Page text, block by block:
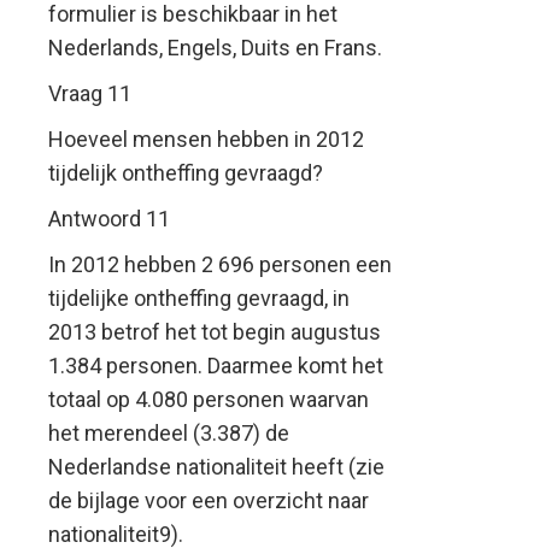
formulier is beschikbaar in het
Nederlands, Engels, Duits en Frans.
Vraag 11
Hoeveel mensen hebben in 2012
tijdelijk ontheffing gevraagd?
Antwoord 11
In 2012 hebben 2 696 personen een
tijdelijke ontheffing gevraagd, in
2013 betrof het tot begin augustus
1.384 personen. Daarmee komt het
totaal op 4.080 personen waarvan
het merendeel (3.387) de
Nederlandse nationaliteit heeft (zie
de bijlage voor een overzicht naar
nationaliteit9).